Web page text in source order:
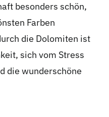
besonders schön,
Farben
die Dolomiten ist
sich vom Stress
die wunderschöne